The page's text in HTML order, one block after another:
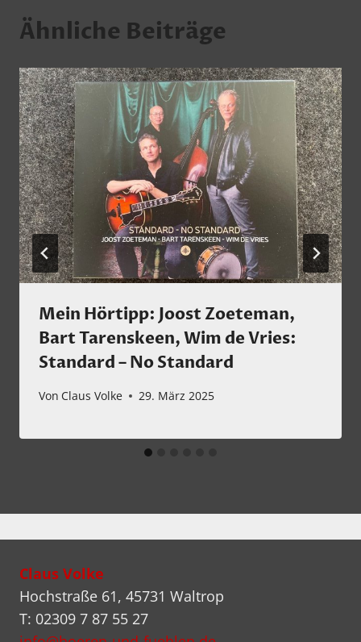
Ähnliche Beiträge
Mein Hörtipp: Joost Zoeteman,
Bart Tarenskeen, Wim de Vries:
Standard – No Standard
Von Claus Volke 29. März 2025
Claus Volke
Hochstraße 61, 45731 Waltrop
T: 02309 7 87 55 27